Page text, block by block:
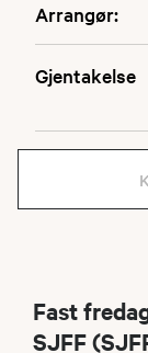
Arrangør:
Gjentakelse
Fast
SJFF